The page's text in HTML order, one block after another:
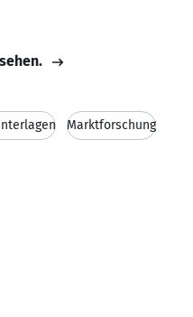
Marktforschung